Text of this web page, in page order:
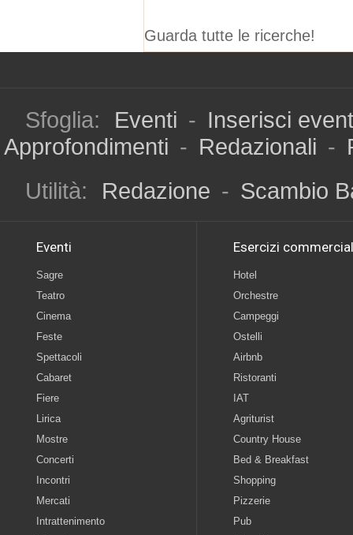
Guarda tutte le ricerche!
Sfoglia: Eventi - Inserisci
Approfondimenti - Redazionali -
Utilità:
Redazione - Scambio
Eventi
Sagre
Teatro
Cinema
Feste
Spettacoli
Cabaret
Fiere
Lirica
Mostre
Concerti
Incontri
Mercati
Intrattenimento
Esercizi
Hotel
Orchestre
Campeggi
Ostelli
Airbnb
Ristoranti
IAT
Agriturist
Country House
Bed & Breakfast
Shopping
Pizzerie
Pub